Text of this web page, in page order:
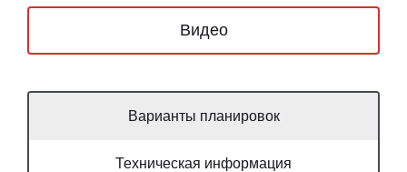
Видео
Варианты планировок
Техническая информация